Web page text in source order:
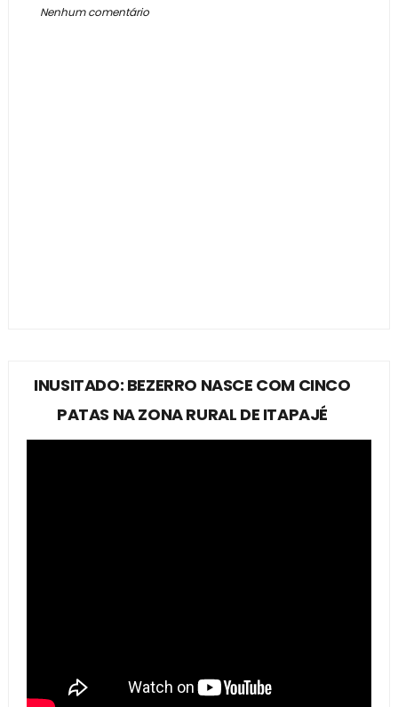
Nenhum comentário
INUSITADO: BEZERRO NASCE COM CINCO
PATAS NA ZONA RURAL DE ITAPAJÉ